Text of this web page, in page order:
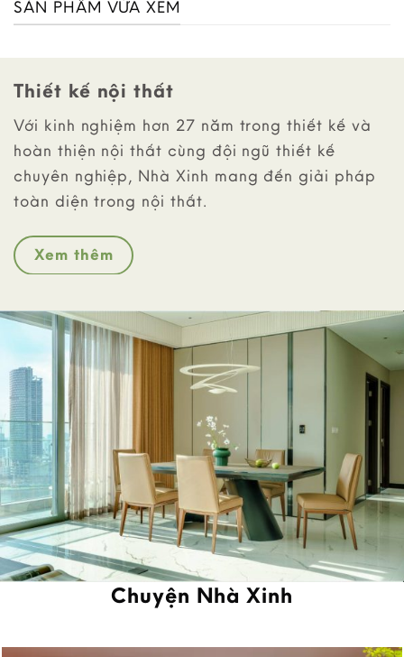
SẢN PHẨM VỪA XEM
Thiết kế nội thất
Với kinh nghiệm hơn 27 năm trong thiết kế và
hoàn thiện nội thất cùng đội ngũ thiết kế
chuyên nghiệp, Nhà Xinh mang đến giải pháp
toàn diện trong nội thất.
Xem thêm
Chuyện Nhà Xinh